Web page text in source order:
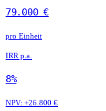
79.000 €
pro Einheit
IRR p.a.
8%
NPV: +26.800 €